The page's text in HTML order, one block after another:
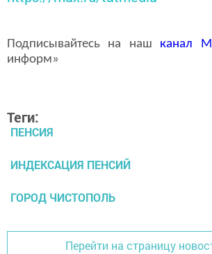
Подписывайтесь на наш канал
информ»
Теги:
ПЕНСИЯ
ИНДЕКСАЦИЯ ПЕНСИЙ
ГОРОД ЧИСТОПОЛЬ
Перейти на страницу